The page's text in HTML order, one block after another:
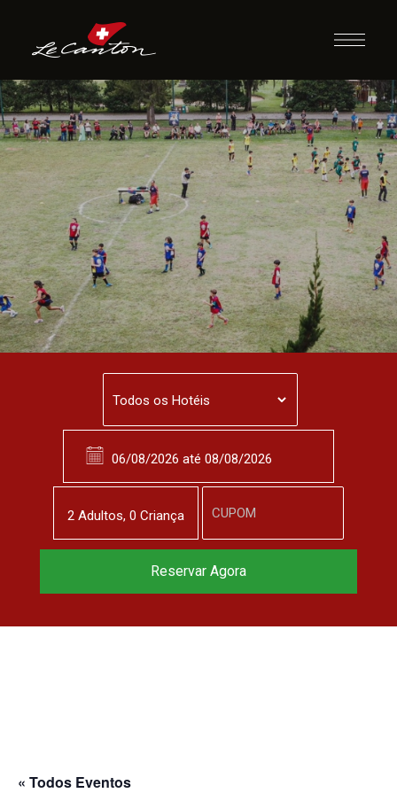
Futebol
« Todos Eventos
2 Adultos, 0 Criança
Reservar Agora